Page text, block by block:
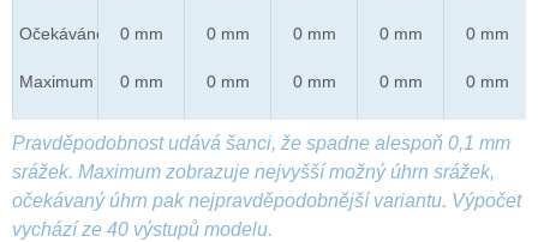
Očekáváno
Maximum
0 mm
0 mm
0 mm
0 mm
0 mm
0 mm
0 mm
0 mm
0 mm
0 mm
Pravděpodobnost udává šanci, že spadne alespoň 0,1 mm
srážek. Maximum zobrazuje nejvyšší možný úhrn srážek,
očekávaný úhrn pak nejpravděpodobnější variantu. Výpočet
vychází ze 40 výstupů modelu.